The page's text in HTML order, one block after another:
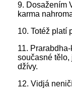
9. Dosažením
karma
10. Totéž platí
11.
současné
džívy.
12. Vidjá